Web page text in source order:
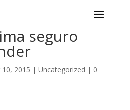
seguro
10, 2015 | Uncategorized | 0